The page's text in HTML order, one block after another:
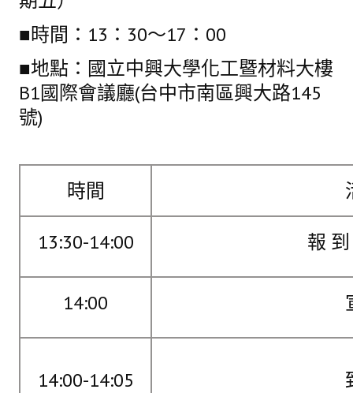
學會組織與架構
架構圖
現任學會職員錄
論文評選辦法
學生獎勵金申請辦法
盧善棟獎學金評選辦法
鑛冶期刊徵稿
鑛冶論文獎初選作業細則
■時間：13：30〜17：00
■地點：國立中興大學化工暨材料大樓
B1國際會議廳(台中市南區興大路145
號)
時間
13:30-14:00 報
14:00
14:00-14:05